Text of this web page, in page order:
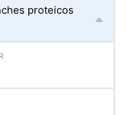
proteicos